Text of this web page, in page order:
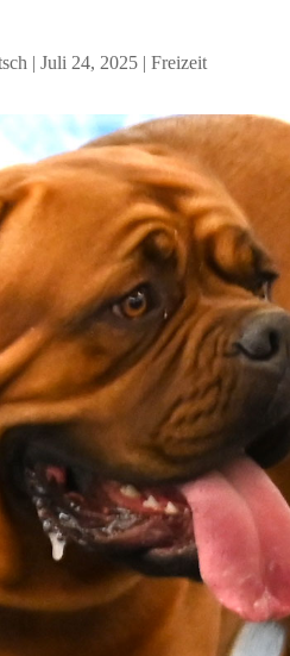
|Juli 24, 2025 |Freizeit